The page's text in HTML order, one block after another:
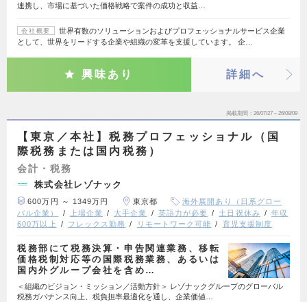
連携し、市場に基づいた価格戦略で案件の成功と収益…
会社概要
世界有数のソリューションおよびプロフェッショナルサービス企業
として、世界をリードする企業や組織の変革を支援しています。 企…
興味あり 詳細へ
掲載期間 26/07/27～26/08/09
【東京／本社】税務プロフェッショナル（国
際税務または国内税務）
会計・税務
株式会社レゾナック
600万円 ～ 1349万円 東京都
海外展開あり（日系グロー
バル企業）
上場企業 大手企業 英語力が必要 土日祝休み
年収
600万以上
フレックス勤務 リモートワーク可能 育児支援制度
税務部にて税務決算・申告関連業務、移転
価格税制対応等の国際税務業務、あるいは
国内外グループ会社を含め…
＜組織のビジョン・ミッション／活動方針＞ レゾナックグループのグローバル
税務ガバナンス向上、税負担率最適化を通し、企業価値…